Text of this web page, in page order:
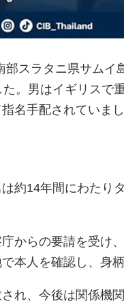
部スラタニ県サムイ
。男はイギリスで
名手配されていまし
約14年間にわたり
からの要請を受け
本人を確認し、身
れ、今後は関係機